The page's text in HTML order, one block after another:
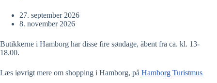
27. september 2026
8. november 2026
Butikkerne i Hamborg har disse fire søndage, åbent fra ca. kl. 13-
18.00.
Læs iøvrigt mere om shopping i Hamborg, på Hamborg Turistmus